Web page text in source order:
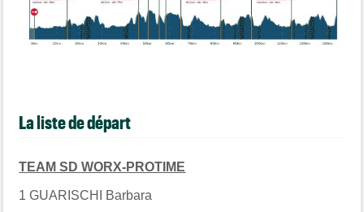
La liste de départ
TEAM SD WORX-PROTIME
1 GUARISCHI Barbara